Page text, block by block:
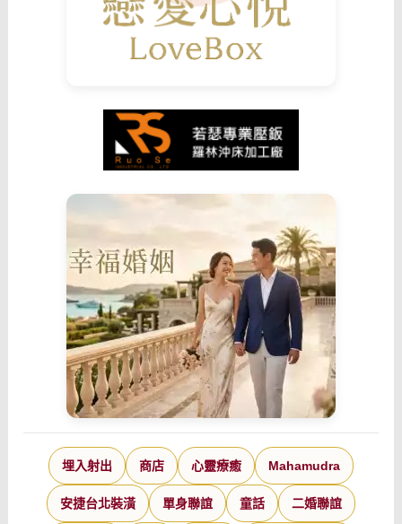
埋入射出 商店 心靈療癒 Mahamudra
安捷台北裝潢 單身聯誼 童話 二婚聯誼